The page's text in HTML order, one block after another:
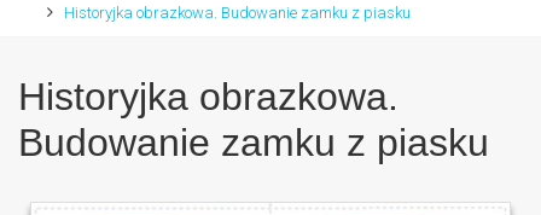
Historyjka obrazkowa. Budowanie zamku z piasku
Historyjka obrazkowa.
Budowanie zamku z piasku